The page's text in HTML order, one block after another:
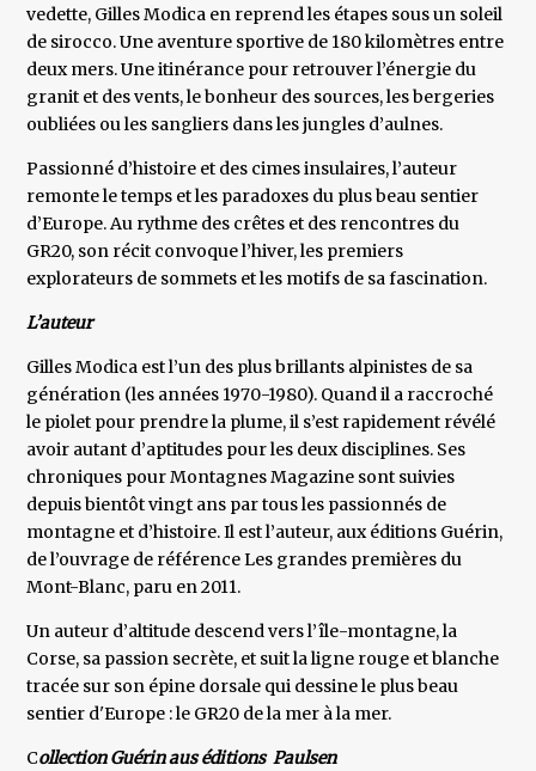
vedette, Gilles Modica en reprend les étapes sous un soleil
de sirocco. Une aventure sportive de 180 kilomètres entre
deux mers. Une itinérance pour retrouver l’énergie du
granit et des vents, le bonheur des sources, les bergeries
oubliées ou les sangliers dans les jungles d’aulnes.
Passionné d’histoire et des cimes insulaires, l’auteur
remonte le temps et les paradoxes du plus beau sentier
d’Europe. Au rythme des crêtes et des rencontres du
GR20, son récit convoque l’hiver, les premiers
explorateurs de sommets et les motifs de sa fascination.
L’auteur
Gilles Modica est l’un des plus brillants alpinistes de sa
génération (les années 1970-1980). Quand il a raccroché
le piolet pour prendre la plume, il s’est rapidement révélé
avoir autant d’aptitudes pour les deux disciplines. Ses
chroniques pour Montagnes Magazine sont suivies
depuis bientôt vingt ans par tous les passionnés de
montagne et d’histoire. Il est l’auteur, aux éditions Guérin,
de l’ouvrage de référence Les grandes premières du
Mont-Blanc, paru en 2011.
Un auteur d’altitude descend vers l’île-montagne, la
Corse, sa passion secrète, et suit la ligne rouge et blanche
tracée sur son épine dorsale qui dessine le plus beau
sentier d'Europe : le GR20 de la mer à la mer.
Collection Guérin aus éditions Paulsen